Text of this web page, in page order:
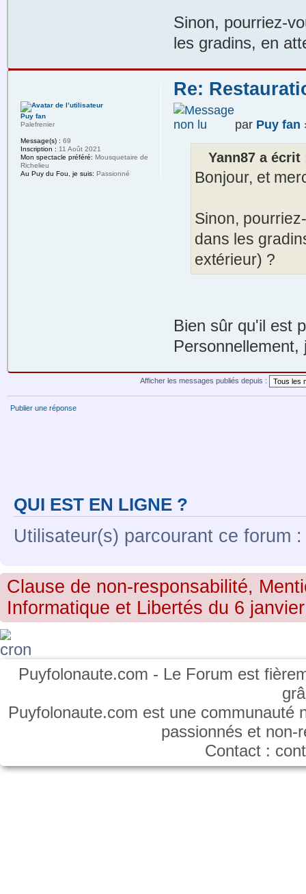
Sinon, pourriez-
les gradins, en
Re:
par Puy fan
Yann87 a écrit
Bonjour, et
Sinon,
dans les
extérieur) ?
Bien sûr qu'il est
Puy fan
Palefrenier
Message(s) : 69
Inscription : 11 Août 2021
Mon spectacle préféré: Mousquetaire de
Richelieu
Au Puy du Fou, je suis: Passionné
Afficher les messages publiés depuis :
Publier une réponse
QUI EST EN LIGNE ?
Utilisateur(s) parcourant ce forum
Clause de non-responsabilité,
Informatique et Libertés du 6
Puyfolonaute.com - Le Forum est
Puyfolonaute.com est une communauté
passionnés et
Contact :